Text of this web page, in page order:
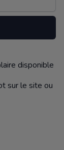
disponible
sur le site ou